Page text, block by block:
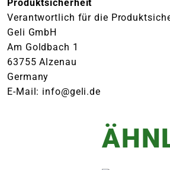
Produktsicherheit
Verantwortlich für die
Geli GmbH
Am Goldbach 1
63755 Alzenau
Germany
E-Mail: info@geli.de